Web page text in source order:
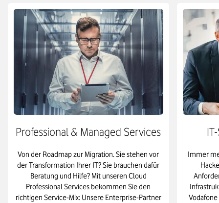
Professional & Managed Services
Von der Roadmap zur Migration. Sie stehen vor
der Transformation Ihrer IT? Sie brauchen dafür
Beratung und Hilfe? Mit unseren Cloud
Professional Services bekommen Sie den
richtigen Service-Mix: Unsere Enterprise-Partner
Immer